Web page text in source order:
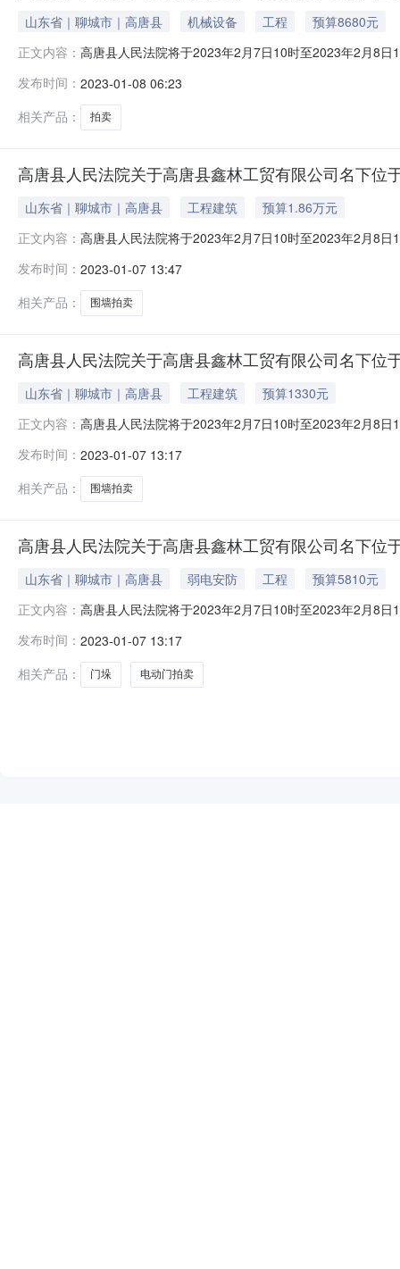
山东省｜聊城市｜高唐县 机械设备 工程
预算8680元
正文内容： 高唐县人民法院将于2023年2月7日10时至2023年2月8
明：该标的房产无证，为评估报告中部分房产。详情请
2
发布时间： 2023-01-08 06:23
相关产品：
拍卖
高唐县人民法院关于高唐县鑫林工贸有限公司名下
山东省｜聊城市｜高唐县 工程建筑
预算1.86万元
正文内容： 高唐县人民法院将于2023年2月7日10时至2023年2月8
拍价：18550元，保证金：2000元，增价幅度：200元
一
发布时间： 2023-01-07 13:47
相关产品：
围墙拍卖
高唐县人民法院关于高唐县鑫林工贸有限公司名下
山东省｜聊城市｜高唐县 工程建筑
预算1330元
正文内容： 高唐县人民法院将于2023年2月7日10时至2023年2月8
价：1330元，保证金：200元，增价幅度：20元。二、
查看标的
发布时间： 2023-01-07 13:17
相关产品：
围墙拍卖
高唐县人民法院关于高唐县鑫林工贸有限公司名下
山东省｜聊城市｜高唐县 弱电安防 工程
预算5810元
正文内容： 高唐县人民法院将于2023年2月7日10时至2023年2月8
报告。起拍价：5810元，保证金：1000元，增价幅度：
系，统一
发布时间： 2023-01-07 13:17
相关产品：
门垛 电动门拍卖